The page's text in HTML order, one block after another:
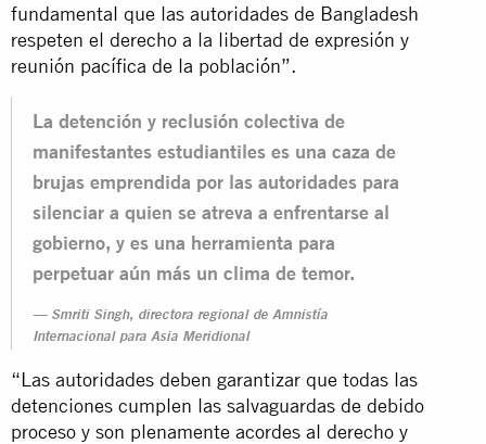
fundamental que las autoridades de Bangladesh
respeten el derecho a la libertad de expresión y
reunión pacífica de la población”.
La detención y reclusión colectiva de
manifestantes estudiantiles es una caza de
brujas emprendida por las autoridades para
silenciar a quien se atreva a enfrentarse al
gobierno, y es una herramienta para
perpetuar aún más un clima de temor.
Smriti Singh, directora regional de Amnistía
Internacional para Asia Meridional
“Las autoridades deben garantizar que todas las
detenciones cumplen las salvaguardas de debido
proceso y son plenamente acordes al derecho y